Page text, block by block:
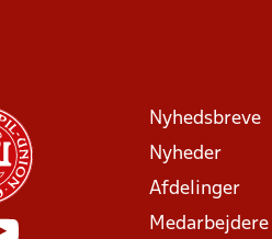
Nyhedsbreve
Nyheder
Afdelinger
Medarbejdere